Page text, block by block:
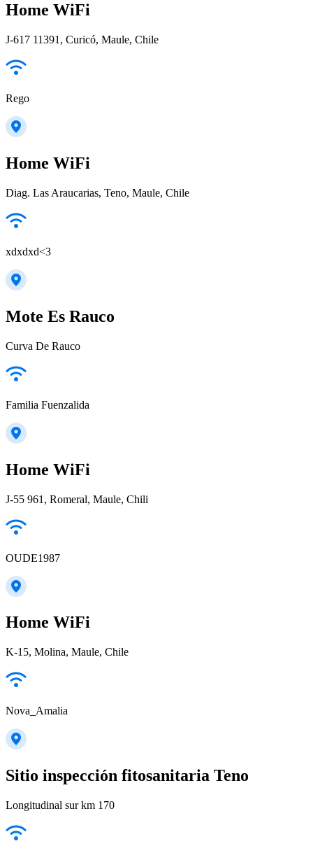
Home WiFi
J-617 11391, Curicó, Maule, Chile
Rego
Home WiFi
Diag. Las Araucarias, Teno, Maule, Chile
xdxdxd<3
Mote Es Rauco
Curva De Rauco
Familia Fuenzalida
Home WiFi
J-55 961, Romeral, Maule, Chili
OUDE1987
Home WiFi
K-15, Molina, Maule, Chile
Nova_Amalia
Sitio inspección fitosanitaria Teno
Longitudinal sur km 170